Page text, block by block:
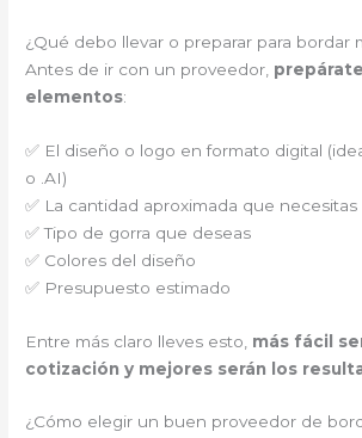
¿Qué debo llevar o preparar para bordar
Antes de ir con un proveedor,
elementos:
✅ El diseño o logo en formato digital
o .AI)
✅ La cantidad aproximada que necesitas
✅ Tipo de gorra que deseas
✅ Colores del diseño
✅ Presupuesto estimado
Entre más claro lleves esto, más fácil
cotización y mejores serán los
¿Cómo elegir un buen proveedor de